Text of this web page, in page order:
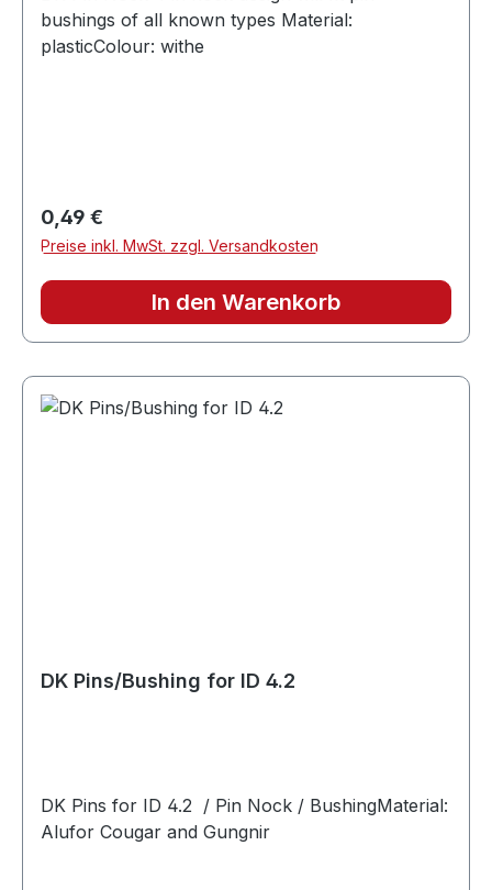
bushings of all known types Material:
plasticColour: withe
Regulärer Preis:
0,49 €
Preise inkl. MwSt. zzgl. Versandkosten
In den Warenkorb
DK Pins/Bushing for ID 4.2
DK Pins for ID 4.2 / Pin Nock / BushingMaterial:
Alufor Cougar and Gungnir